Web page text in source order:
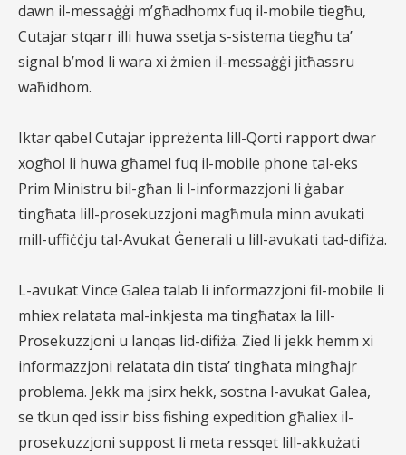
dawn il-messaġġi m’għadhomx fuq il-mobile tiegħu,
Cutajar stqarr illi huwa ssetja s-sistema tiegħu ta’
signal b’mod li wara xi żmien il-messaġġi jitħassru
waħidhom.
Iktar qabel Cutajar ippreżenta lill-Qorti rapport dwar
xogħol li huwa għamel fuq il-mobile phone tal-eks
Prim Ministru bil-għan li l-informazzjoni li ġabar
tingħata lill-prosekuzzjoni magħmula minn avukati
mill-uffiċċju tal-Avukat Ġenerali u lill-avukati tad-difiża.
L-avukat Vince Galea talab li informazzjoni fil-mobile li
mhiex relatata mal-inkjesta ma tingħatax la lill-
Prosekuzzjoni u lanqas lid-difiża. Żied li jekk hemm xi
informazzjoni relatata din tista’ tingħata mingħajr
problema. Jekk ma jsirx hekk, sostna l-avukat Galea,
se tkun qed issir biss fishing expedition għaliex il-
prosekuzzjoni suppost li meta ressqet lill-akkużati